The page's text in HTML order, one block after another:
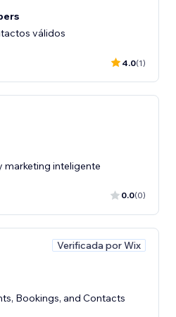
válidos
4.0(1)
marketing inteligente
0.0(0)
Verificada por Wix
Bookings, and Contacts